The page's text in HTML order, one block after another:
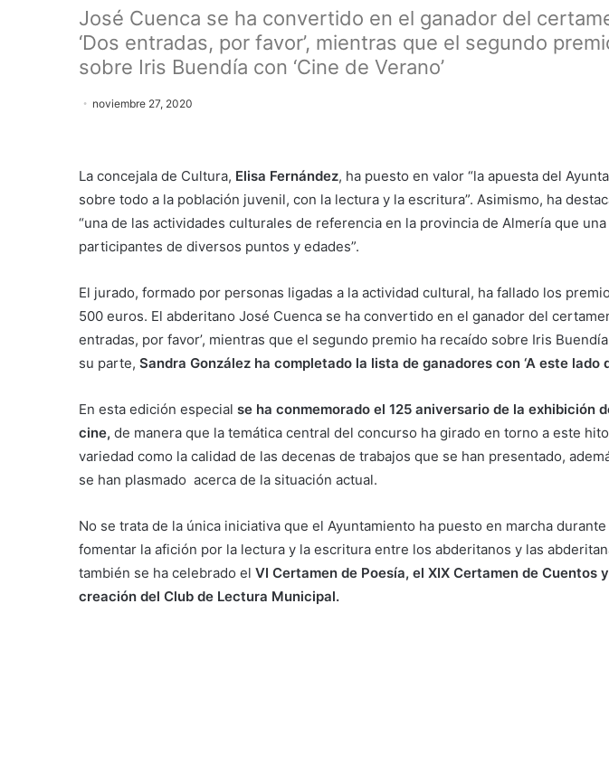
José Cuenca se ha convertido en el ganador del
‘Dos entradas, por favor’, mientras que el segundo
sobre Iris Buendía con ‘Cine de Verano’
noviembre 27, 2020
La concejala de Cultura, Elisa Fernández, ha puesto en valor “la apuesta del
sobre todo a la población juvenil, con la lectura y la escritura”. Asimismo, ha
“una de las actividades culturales de referencia en la provincia de Almería que
participantes de diversos puntos y edades”.
El jurado, formado por personas ligadas a la actividad cultural, ha fallado los
500 euros. El abderitano José Cuenca se ha convertido en el ganador del
entradas, por favor’, mientras que el segundo premio ha recaído sobre Iris Buendía
su parte, Sandra González ha completado la lista de ganadores con ‘A este lado
En esta edición especial se ha conmemorado el 125 aniversario de la exhibición
cine, de manera que la temática central del concurso ha girado en torno a este
variedad como la calidad de las decenas de trabajos que se han presentado,
se han plasmado acerca de la situación actual.
No se trata de la única iniciativa que el Ayuntamiento ha puesto en marcha
fomentar la afición por la lectura y la escritura entre los abderitanos y las
también se ha celebrado el VI Certamen de Poesía, el XIX Certamen de Cuentos
creación del Club de Lectura Municipal.